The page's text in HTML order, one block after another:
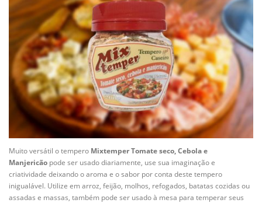
Muito versátil o tempero Mixtemper Tomate seco, Cebola e
Manjericão pode ser usado diariamente, use sua imaginação e
criatividade deixando o aroma e o sabor por conta deste tempero
inigualável. Utilize em arroz, feijão, molhos, refogados, batatas cozidas ou
assadas e massas, também pode ser usado à mesa para temperar seus